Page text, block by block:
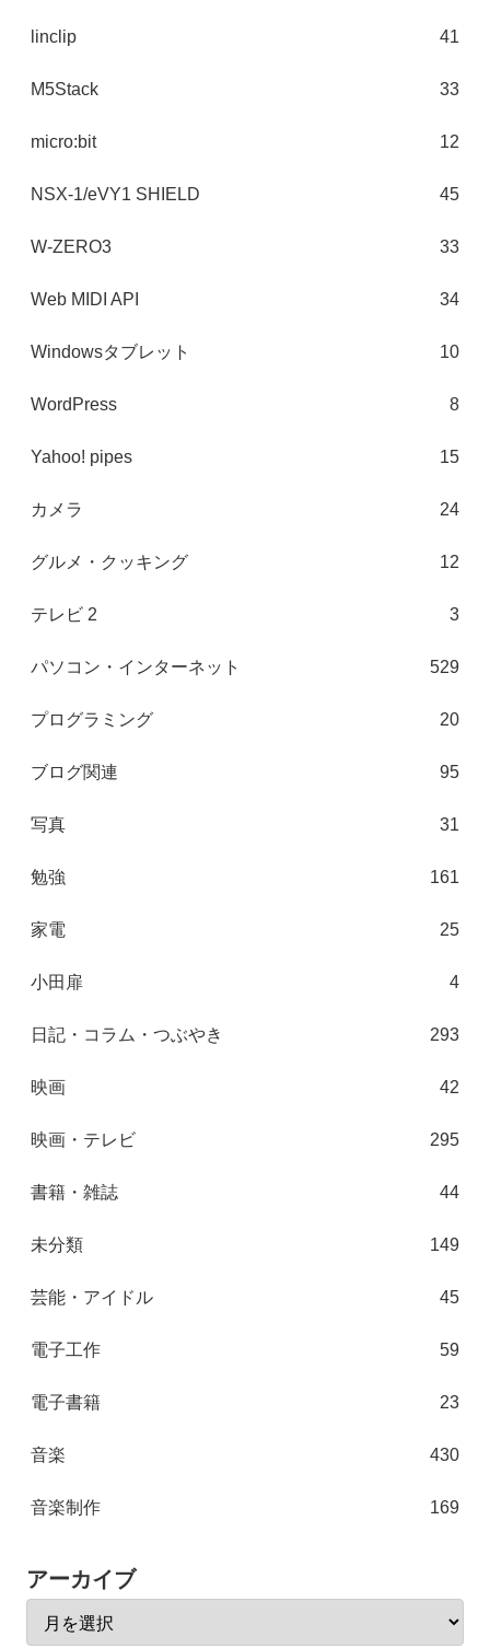
linclip 41
M5Stack 33
micro:bit 12
NSX-1/eVY1 SHIELD 45
W-ZERO3 33
Web MIDI API 34
Windowsタブレット 10
WordPress 8
Yahoo! pipes 15
カメラ 24
グルメ・クッキング 12
テレビ 2 3
パソコン・インターネット 529
プログラミング 20
ブログ関連 95
写真 31
勉強 161
家電 25
小田扉 4
日記・コラム・つぶやき 293
映画 42
映画・テレビ 295
書籍・雑誌 44
未分類 149
芸能・アイドル 45
電子工作 59
電子書籍 23
音楽 430
音楽制作 169
アーカイブ